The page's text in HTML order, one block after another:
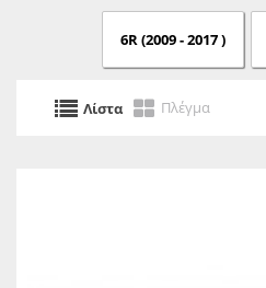
6R (2009 - 2017 )
Λίστα Πλέγμα